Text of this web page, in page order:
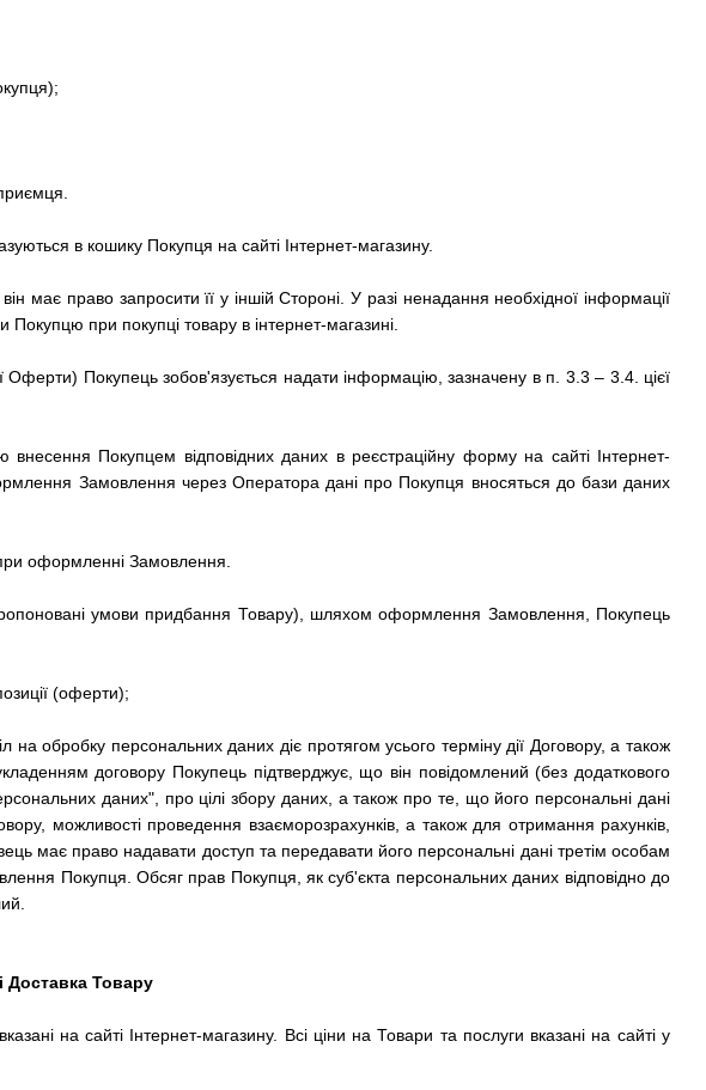
в кошику Покупця на сайті Інтернет-магазину.
має право запросити її у іншій Стороні. У разі ненадання необхідної інформації
Покупцю при покупці товару в інтернет-магазині.
Покупець зобов'язується надати інформацію, зазначену в п. 3.3 – 3.4. цієї
Покупцем відповідних даних в реєстраційну форму на сайті Інтернет-
Замовлення через Оператора дані про Покупця вносяться до бази даних
при оформленні Замовлення.
умови придбання Товару), шляхом оформлення Замовлення, Покупець
(оферти);
обробку персональних даних діє протягом усього терміну дії Договору, а також
договору Покупець підтверджує, що він повідомлений (без додаткового
даних", про цілі збору даних, а також про те, що його персональні дані
можливості проведення взаєморозрахунків, а також для отримання рахунків,
має право надавати доступ та передавати його персональні дані третім особам
Покупця. Обсяг прав Покупця, як суб'єкта персональних даних відповідно до
Доставка Товару
на сайті Інтернет-магазину. Всі ціни на Товари та послуги вказані на сайті у